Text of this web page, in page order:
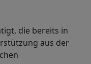
die bereits in
aus der